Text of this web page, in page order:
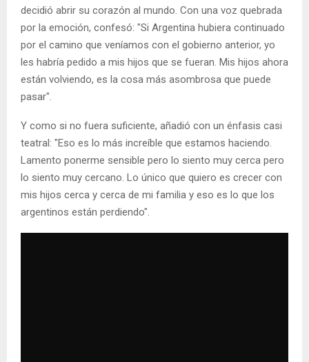
decidió abrir su corazón al mundo. Con una voz quebrada
por la emoción, confesó: "Si Argentina hubiera continuado
por el camino que veníamos con el gobierno anterior, yo
les habría pedido a mis hijos que se fueran. Mis hijos ahora
están volviendo, es la cosa más asombrosa que puede
pasar".
Y como si no fuera suficiente, añadió con un énfasis casi
teatral: "Eso es lo más increíble que estamos haciendo.
Lamento ponerme sensible pero lo siento muy cerca pero
lo siento muy cercano. Lo único que quiero es crecer con
mis hijos cerca y cerca de mi familia y eso es lo que los
argentinos están perdiendo".